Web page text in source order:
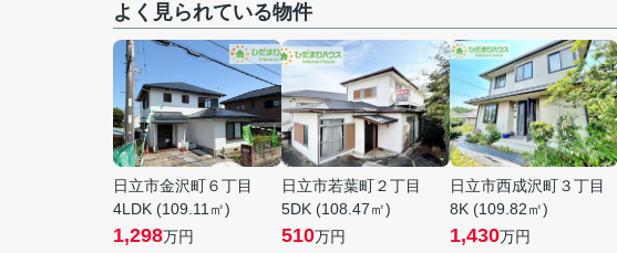
よく見られている物件
日立市金沢町６丁目
4LDK (109.11㎡)
1,298万円
日立市若葉町２丁目
5DK (108.47㎡)
510万円
日立市西成沢町３丁目
8K (109.82㎡)
1,430万円